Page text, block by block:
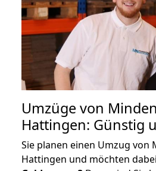
Umzüge von
Hattingen: Günstig
Sie planen einen Umzug von
Hattingen und möchten